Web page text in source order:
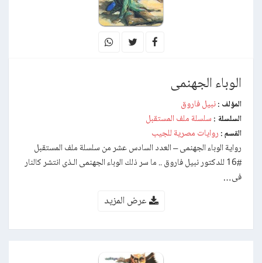
الوباء الجهنمى
المؤلف : نبيل فاروق
السلسلة : سلسلة ملف المستقبل
القسم : روايات مصرية للجيب
رواية الوباء الجهنمى – العدد السادس عشر من سلسلة ملف المستقبل
#16 للدكتور نبيل فاروق .. ما سر ذلك الوباء الجهنمى الـذى انتشر كالنار
فى…
عرض المزيد